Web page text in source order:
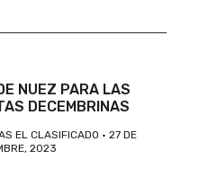
NUEZ PARA LAS
DECEMBRINAS
EL CLASIFICADO
27 DE
2023